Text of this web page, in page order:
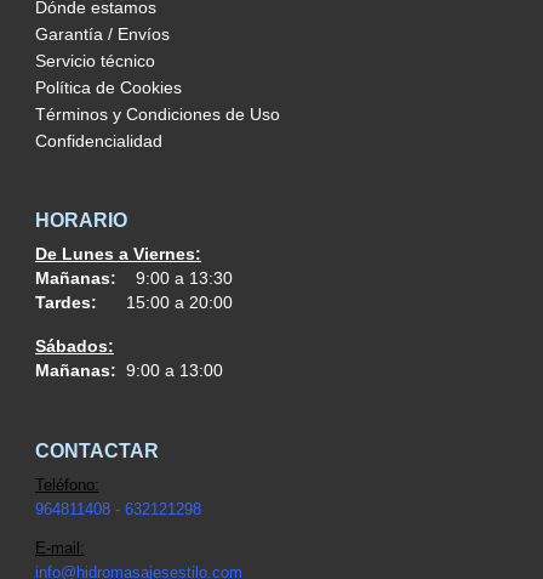
Dónde estamos
Garantía / Envíos
Servicio técnico
Política de Cookies
Términos y Condiciones de Uso
Confidencialidad
HORARIO
De Lunes a Viernes:
Mañanas:
9:00 a 13:30
Tardes: 15:00 a 20:00
Sábados:
Mañanas: 9:00 a 13:00
CONTACTAR
Teléfono:
964811408 - 632121298
E-mail:
info@hidromasajesestilo.com